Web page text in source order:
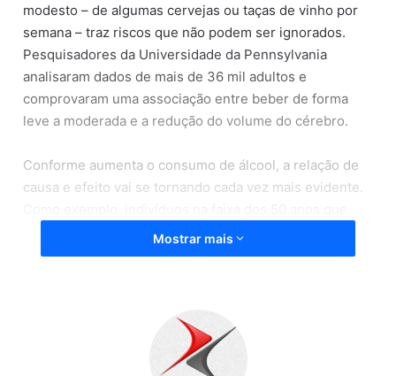
modesto – de algumas cervejas ou taças de vinho por
semana – traz riscos que não podem ser ignorados.
Pesquisadores da Universidade da Pennsylvania
analisaram dados de mais de 36 mil adultos e
comprovaram uma associação entre beber de forma
leve a moderada e a redução do volume do cérebro.
Conforme aumenta o consumo de álcool, a relação de
causa e efeito vai se tornando cada vez mais evidente.
passaram de uma dose diária (o equivalente a meia
cerveja) para duas doses (meio litro de cerveja ou uma
quem saltou de duas para três doses, o ônus é maior:
três anos e meio de envelhecimento.
Mostrar mais